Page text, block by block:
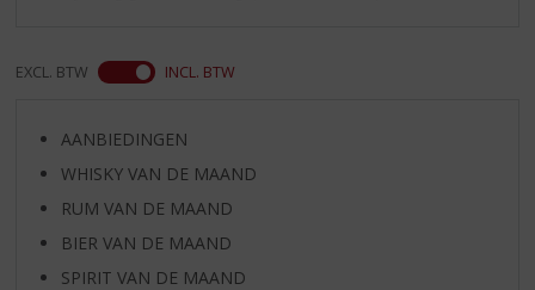
EXCL. BTW INCL. BTW
AANBIEDINGEN
WHISKY VAN DE MAAND
RUM VAN DE MAAND
BIER VAN DE MAAND
SPIRIT VAN DE MAAND